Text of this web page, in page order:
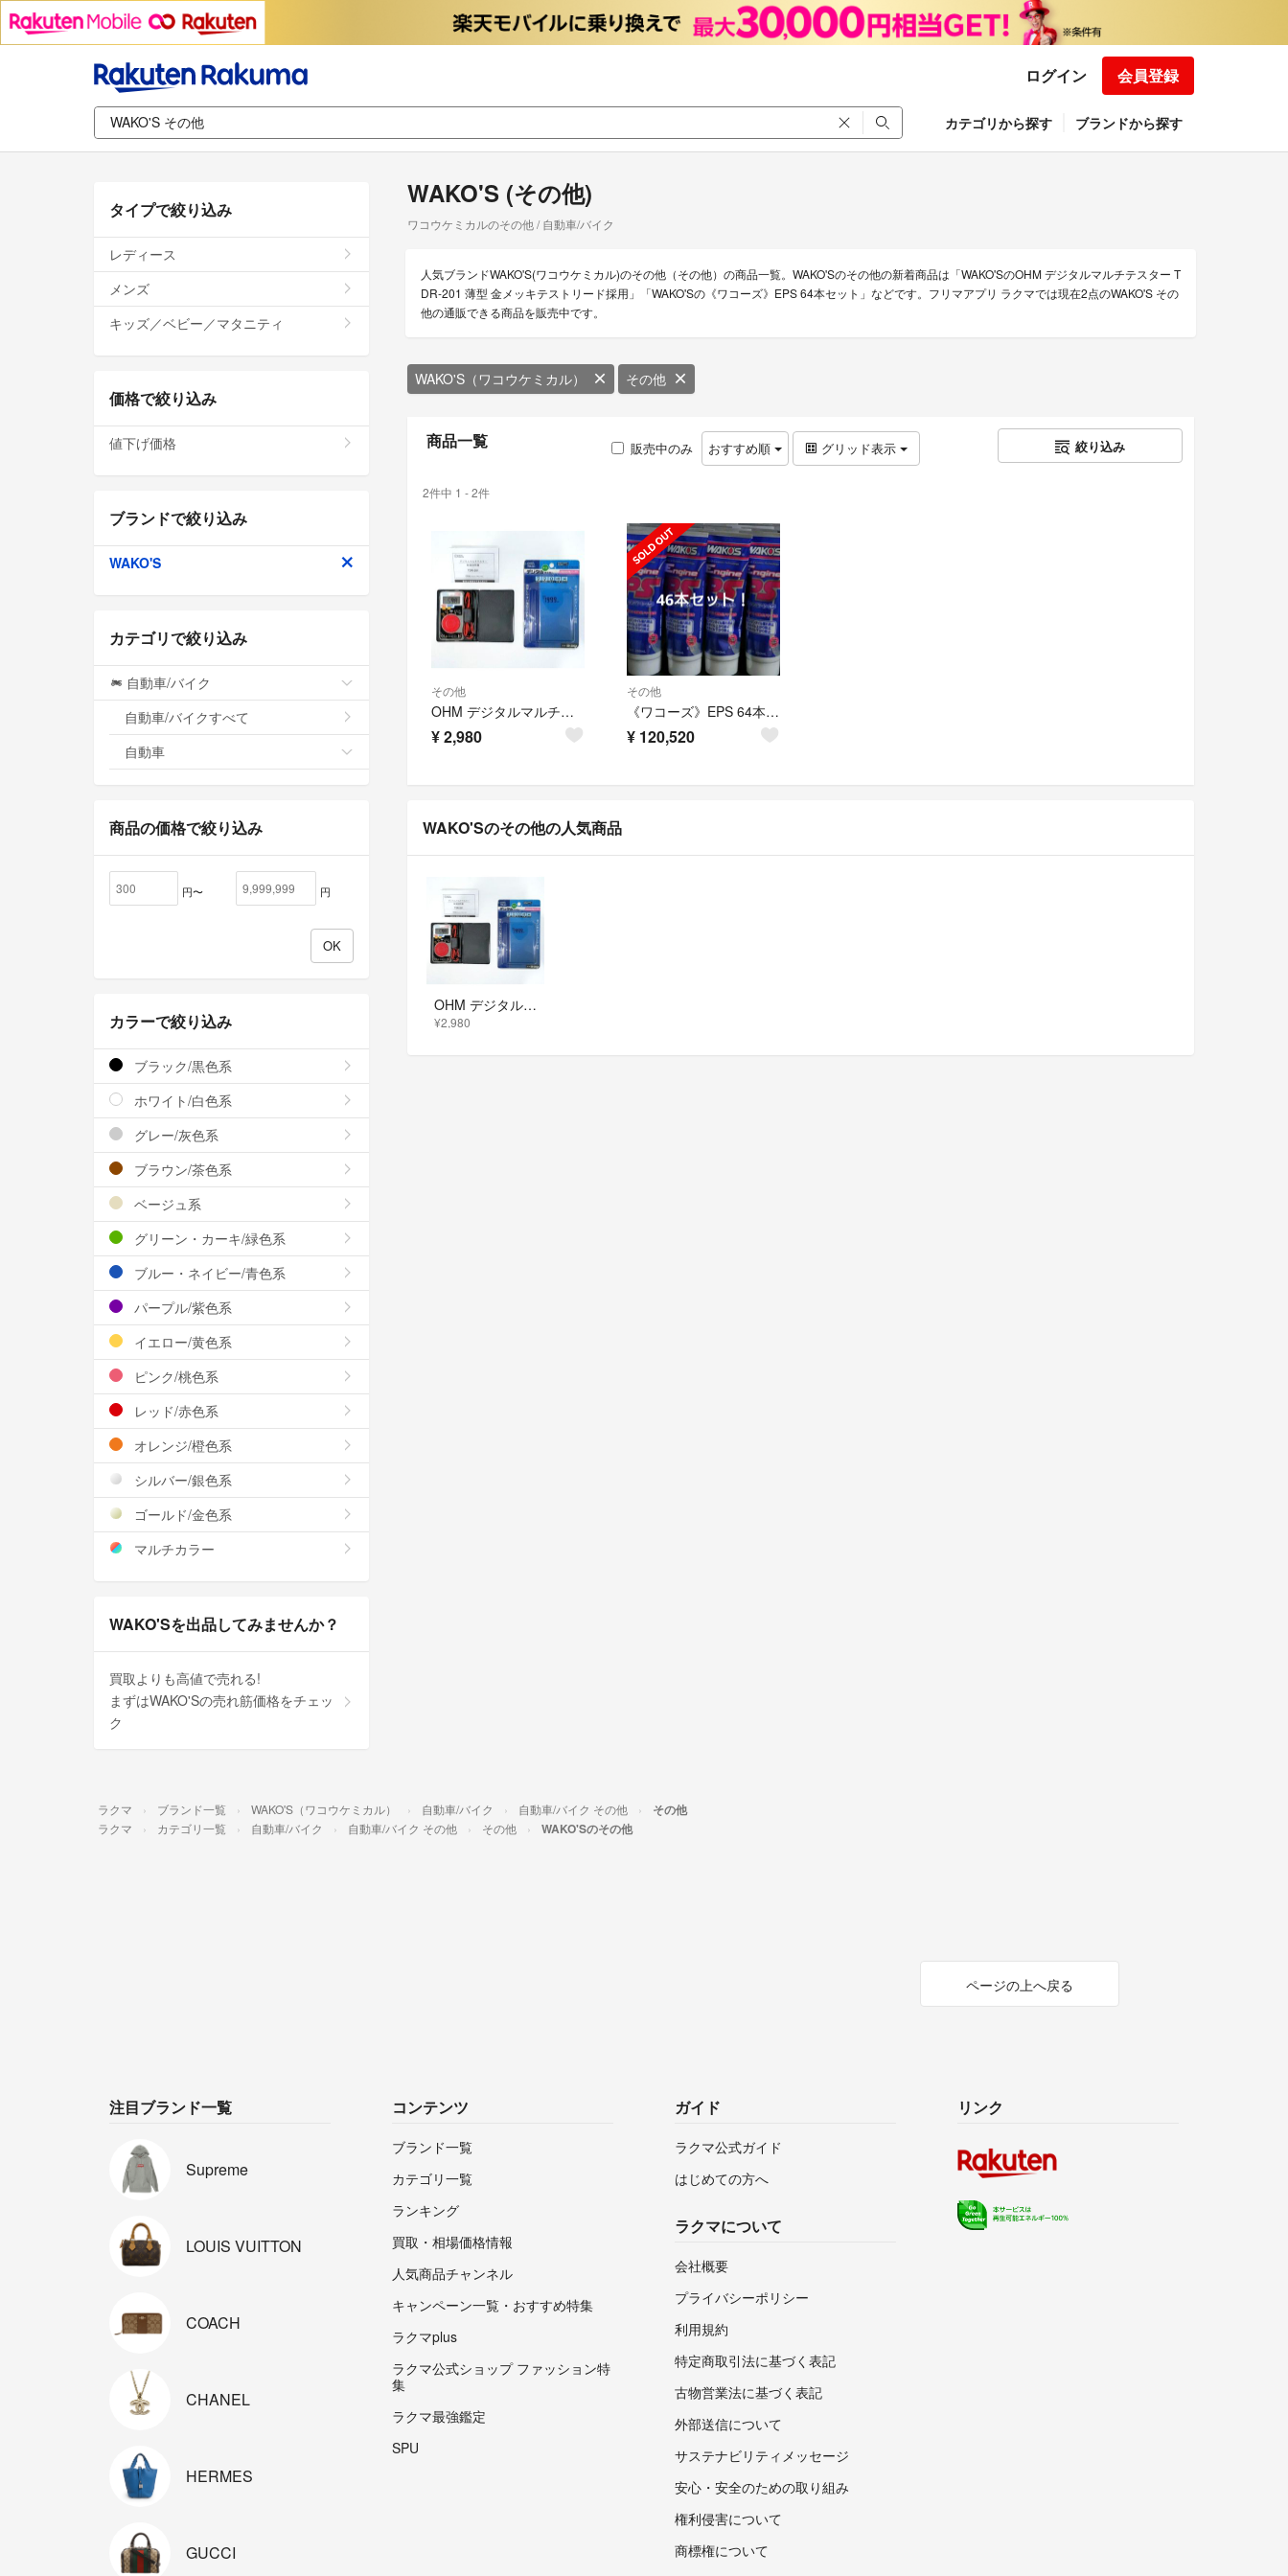
ログイン 会員登録
カテゴリから探す ブランドから探す
WAKO'S (その他)
ワコウケミカルのその他 / 自動車/バイク
人気ブランドWAKO'S(ワコウケミカル)のその他（その他）の商品一覧。WAKO'Sのその他の新着商品は「WAKO'SのOHM デジタルマルチテスター T
DR-201 薄型 金メッキテストリード採用」「WAKO'Sの《ワコーズ》EPS 64本セット」などです。フリマアプリ ラクマでは現在2点のWAKO'S その
他の通販できる商品を販売中です。
WAKO'S（ワコウケミカル） その他
商品一覧 販売中のみ おすすめ順 グリッド表示 絞り込み
2件中 1 - 2件
その他
OHM デジタルマルチテスター TDR-201 薄型 金メッキテストリード採用
¥2,980
その他
《ワコーズ》EPS 64本セット
¥ 120,520
WAKO'Sのその他の人気商品
OHM デジタルマルチテスター TDR-201 薄型 金メッキテストリード採用
¥2,980
タイプで絞り込み
レディース
メンズ
キッズ／ベビー／マタニティ
価格で絞り込み
値下げ価格
ブランドで絞り込み
WAKO'S
カテゴリで絞り込み
自動車/バイク
自動車/バイクすべて
自動車
商品の価格で絞り込み
円〜 円
カラーで絞り込み
ブラック/黒色系
ホワイト/白色系
グレー/灰色系
ブラウン/茶色系
ベージュ系
グリーン・カーキ/緑色系
ブルー・ネイビー/青色系
パープル/紫色系
イエロー/黄色系
ピンク/桃色系
レッド/赤色系
オレンジ/橙色系
シルバー/銀色系
ゴールド/金色系
マルチカラー
WAKO'Sを出品してみませんか？
買取よりも高値で売れる!
まずはWAKO'Sの売れ筋価格をチェッ
ク
ラクマ ブランド一覧 WAKO'S（ワコウケミカル） 自動車/バイク 自動車/バイク その他 その他
ラクマ カテゴリ一覧 自動車/バイク 自動車/バイク その他 その他 WAKO'Sのその他
ページの上へ戻る
注目ブランド一覧
Supreme
LOUIS VUITTON
COACH
CHANEL
HERMES
GUCCI
コンテンツ
ブランド一覧
カテゴリ一覧
ランキング
買取・相場価格情報
人気商品チャンネル
キャンペーン一覧・おすすめ特集
ラクマplus
ラクマ公式ショップ ファッション特
集
ラクマ最強鑑定
SPU
ガイド
ラクマ公式ガイド
はじめての方へ
ラクマについて
会社概要
プライバシーポリシー
利用規約
特定商取引法に基づく表記
古物営業法に基づく表記
外部送信について
サステナビリティメッセージ
安心・安全のための取り組み
権利侵害について
商標権について
リンク